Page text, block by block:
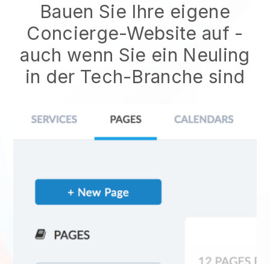
Bauen Sie Ihre eigene
Concierge-Website auf -
auch wenn Sie ein Neuling
in der Tech-Branche sind